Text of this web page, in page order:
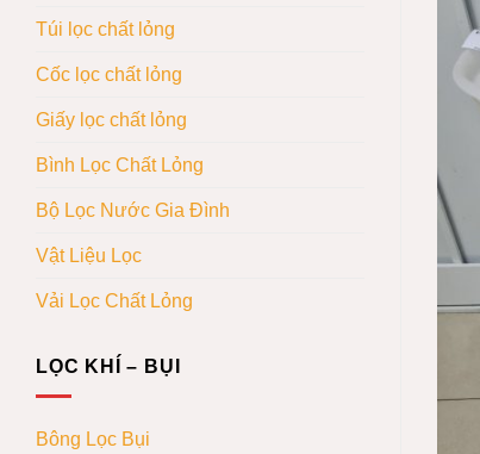
Túi lọc chất lỏng
Cốc lọc chất lỏng
Giấy lọc chất lỏng
Bình Lọc Chất Lỏng
Bộ Lọc Nước Gia Đình
Vật Liệu Lọc
Vải Lọc Chất Lỏng
LỌC KHÍ – BỤI
Bông Lọc Bụi